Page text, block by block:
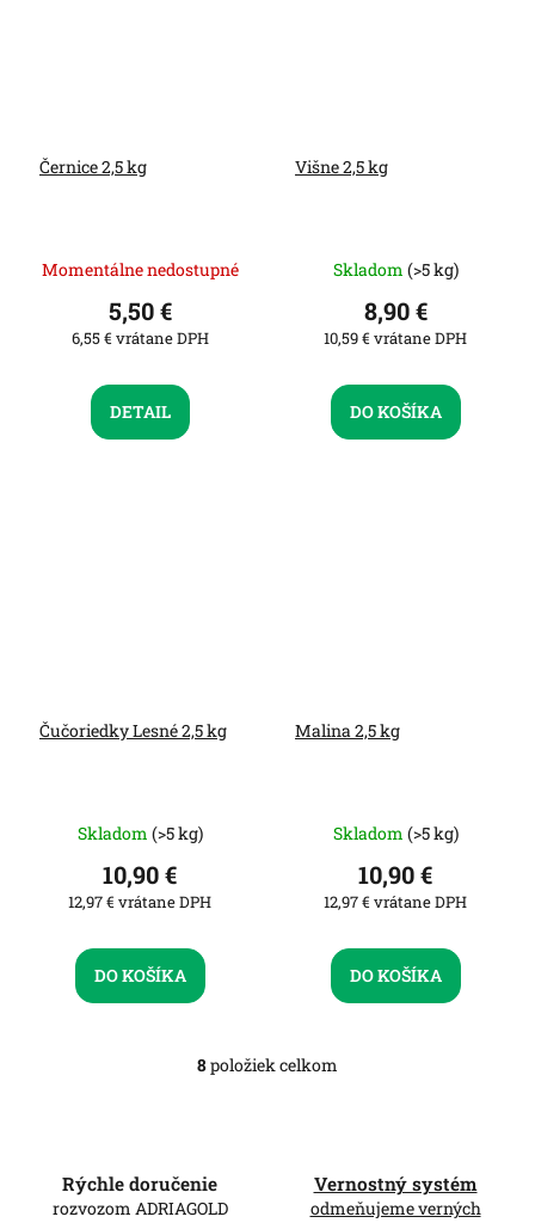
Černice 2,5 kg
Momentálne nedostupné
6,55 € vrátane DPH
5,50 €
DETAIL
Višne 2,5 kg
Skladom (>5 kg)
10,59 € vrátane DPH
8,90 €
DO KOŠÍKA
Čučoriedky Lesné 2,5 kg
Skladom (>5 kg)
12,97 € vrátane DPH
10,90 €
DO KOŠÍKA
Malina 2,5 kg
Skladom (>5 kg)
12,97 € vrátane DPH
10,90 €
DO KOŠÍKA
O
8položiek celkom
Rýchle doručenie
rozvozom ADRIAGOLD
Vernostný systém
odmeňujeme verných